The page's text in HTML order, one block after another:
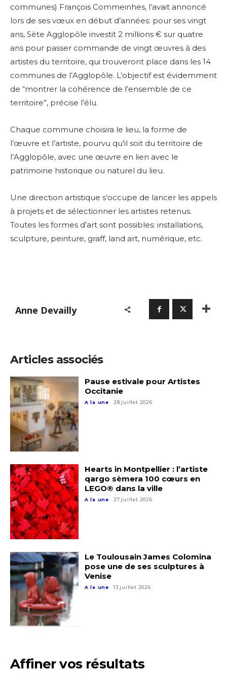
Adresse email*
Prénom
Statut / Organisation
J'accepte lestermes et conditions
* Champ obligatoire
Adresse email*
Nom
Prénom
Statut / Organisation
communes) François Commeinhes, l’avait annoncé
lors de ses vœux en début d’années: pour ses vingt
ans, Sète Agglopôle investit 2 millions € sur quatre
ans pour passer commande de vingt œuvres à des
artistes du territoire, qui trouveront place dans les 14
communes de l’Agglopôle. L’objectif est évidemment
de “montrer la cohérence de l’ensemble de ce
territoire”, précise l’élu.
Chaque commune choisira le lieu, la forme de
l’œuvre et l’artiste, pourvu qu’il soit du territoire de
l’Agglopôle, avec une œuvre en lien avec le
patrimoine historique ou naturel du lieu.
Une direction artistique s’occupe de lancer les appels
à projets et de sélectionner les artistes retenus.
Toutes les formes d’art sont possibles: installations,
sculpture, peinture, graff, land art, numérique, etc.
Anne Devailly
Articles associés
Pause estivale pour Artistes
Occitanie
A la une 28 juillet 2026
Hearts in Montpellier : l’artiste
qargo sèmera 100 cœurs en
LEGO® dans la ville
A la une 27 juillet 2026
Le Toulousain James Colomina
pose une de ses sculptures à
Venise
A la une 13 juillet 2026
Affiner vos résultats